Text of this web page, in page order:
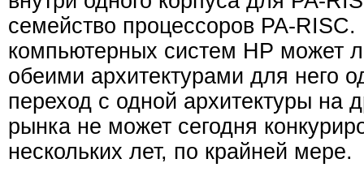
семейство процессоров PA-
компьютерных систем HP может
обеими архитектурами для него
переход с одной архитектуры на
рынка не может сегодня
нескольких лет, по крайней мере.